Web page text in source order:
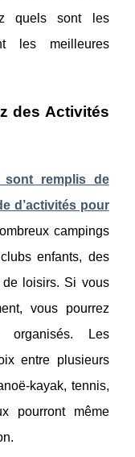
quels sont les
les meilleures
des Activités
sont remplis de
d’activités pour
campings
enfants, des
loisirs. Si vous
vous pourrez
Les
entre plusieurs
kayak, tennis,
pourront même